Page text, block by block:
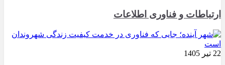
ارتباطات و فناوری اطلاعات
22 تیر 1405